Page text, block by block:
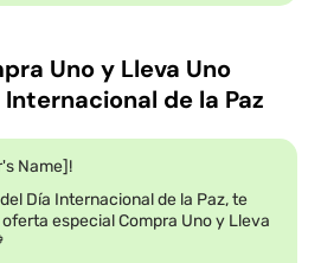
Uno y Lleva Uno
de la Paz
Name]!
Día Internacional de la Paz, te
especial Compra Uno y Lleva